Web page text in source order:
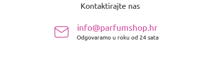
Kontaktirajte nas
info@parfumshop.hr
Odgovaramo u roku od 24 sata